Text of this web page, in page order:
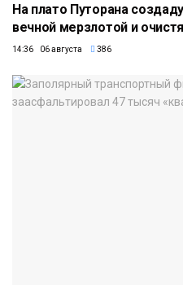
На плато Путорана
вечной мерзлотой и
14:36 06 августа 386